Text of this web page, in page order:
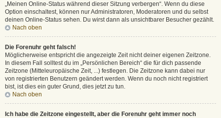
„Meinen Online-Status während dieser Sitzung verbergen“. Wenn du diese
Option einschaltest, können nur Administratoren, Moderatoren und du selbst
deinen Online-Status sehen. Du wirst dann als unsichtbarer Besucher gezählt.
Nach oben
Die Forenuhr geht falsch!
Möglicherweise entspricht die angezeigte Zeit nicht deiner eigenen Zeitzone.
In diesem Fall solltest du im „Persönlichen Bereich“ die für dich passende
Zeitzone (Mitteleuropäische Zeit, ...) festlegen. Die Zeitzone kann dabei nur
von registrierten Benutzern geändert werden. Wenn du noch nicht registriert
bist, ist dies ein guter Grund, dies jetzt zu tun.
Nach oben
Ich habe die Zeitzone eingestellt, aber die Forenuhr geht immer noch